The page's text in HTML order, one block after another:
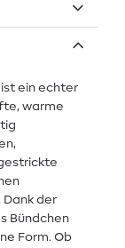
ist ein echter
warme
der
Bündchen
Form. Ob